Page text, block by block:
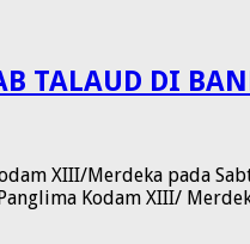
TALAUD DI
XIII/Merdeka pada
Kodam XIII/